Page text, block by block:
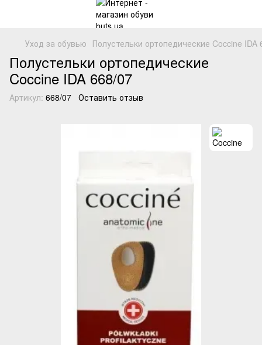
Уход за обувью Полустельки ортопедические Coccine
Полустельки ортопедические
Coccine IDA 668/07
Артикул: 668/07 Оставить отзыв